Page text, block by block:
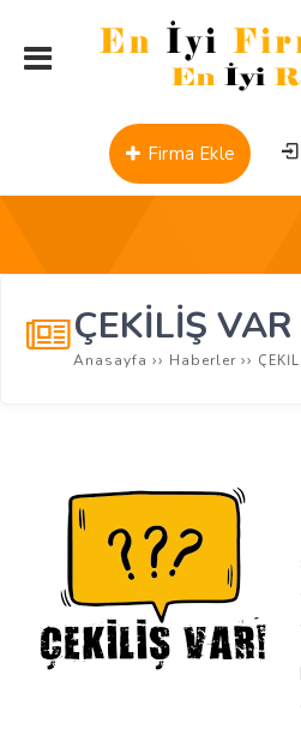
Firma Ekle
ÇEKİLİŞ VAR
Anasayfa ›› Haberler ››